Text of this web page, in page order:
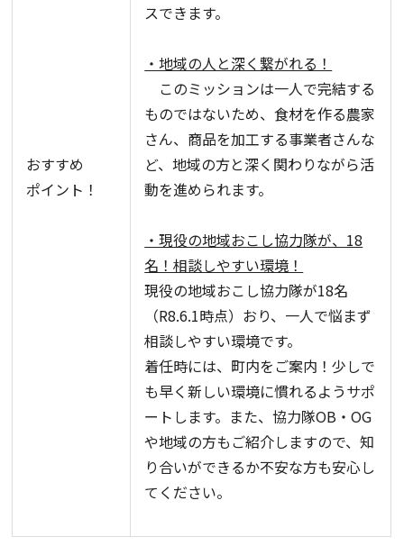
おすすめ
ポイント！
スできます。
・地域の人と深く繋がれる！
このミッションは一人で完結する
ものではないため、食材を作る農家
さん、商品を加工する事業者さんな
ど、地域の方と深く関わりながら活
動を進められます。
・現役の地域おこし協力隊が、18
名！相談しやすい環境！
現役の地域おこし協力隊が18名
（R8.6.1時点）おり、一人で悩まず
相談しやすい環境です。
着任時には、町内をご案内！少しで
も早く新しい環境に慣れるようサポ
ートします。また、協力隊OB・OG
や地域の方もご紹介しますので、知
り合いができるか不安な方も安心し
てください。